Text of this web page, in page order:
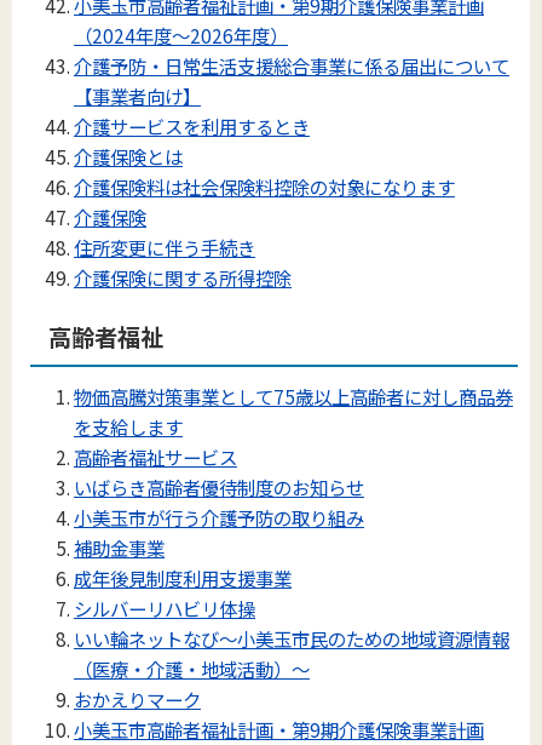
（2024年度～2026年度）
介護予防・日常生活支援総合事業に係る届出について
【事業者向け】
介護サービスを利用するとき
介護保険とは
介護保険料は社会保険料控除の対象になります
介護保険
住所変更に伴う手続き
介護保険に関する所得控除
高齢者福祉
物価高騰対策事業として75歳以上高齢者に対し商品券
を支給します
高齢者福祉サービス
いばらき高齢者優待制度のお知らせ
小美玉市が行う介護予防の取り組み
補助金事業
成年後見制度利用支援事業
シルバーリハビリ体操
いい輪ネットなび～小美玉市民のための地域資源情報
（医療・介護・地域活動）～
おかえりマーク
小美玉市高齢者福祉計画・第9期介護保険事業計画